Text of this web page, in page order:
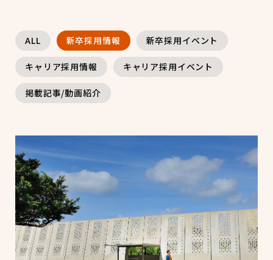
ALL 新卒採用情報 新卒採用イベント
キャリア採用情報 キャリア採用イベント
掲載記事/動画紹介